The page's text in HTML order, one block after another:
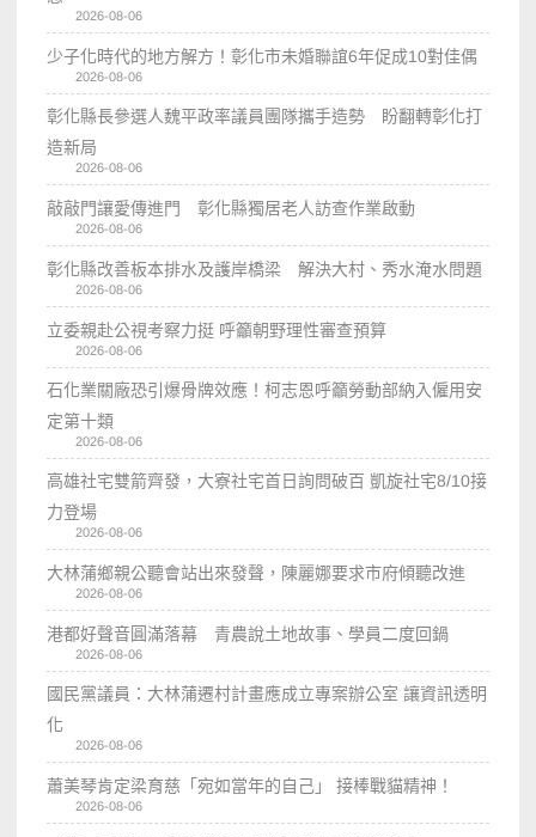
2026-08-06
少子化時代的地方解方！彰化市未婚聯誼6年促成10對佳偶
2026-08-06
彰化縣長參選人魏平政率議員團隊攜手造勢 盼翻轉彰化打
造新局
2026-08-06
敲敲門讓愛傳進門 彰化縣獨居老人訪查作業啟動
2026-08-06
彰化縣改善板本排水及護岸橋梁 解決大村、秀水淹水問題
2026-08-06
立委親赴公視考察力挺 呼籲朝野理性審查預算
2026-08-06
石化業關廠恐引爆骨牌效應！柯志恩呼籲勞動部納入僱用安
定第十類
2026-08-06
高雄社宅雙箭齊發，大寮社宅首日詢問破百 凱旋社宅8/10接
力登場
2026-08-06
大林蒲鄉親公聽會站出來發聲，陳麗娜要求市府傾聽改進
2026-08-06
港都好聲音圓滿落幕 青農說土地故事、學員二度回鍋
2026-08-06
國民黨議員：大林蒲遷村計畫應成立專案辦公室 讓資訊透明
化
2026-08-06
蕭美琴肯定梁育慈「宛如當年的自己」 接棒戰貓精神！
2026-08-06